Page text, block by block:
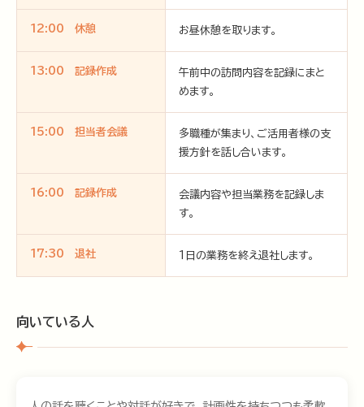
12:00 休憩 お昼休憩を取ります。
13:00 記録作成
午前中の訪問内容を記録にまと
めます。
15:00 担当者会議
多職種が集まり、ご活用者様の支
援方針を話し合います。
16:00 記録作成
会議内容や担当業務を記録しま
す。
17:30 退社 1日の業務を終え退社します。
向いている人